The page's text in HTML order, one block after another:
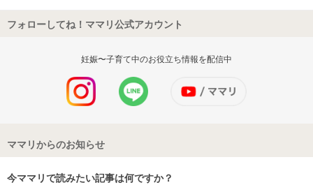
フォローしてね！ママリ公式アカウント
妊娠〜子育て中のお役立ち情報を配信中
ママリからのお知らせ
今ママリで読みたい記事は何ですか？